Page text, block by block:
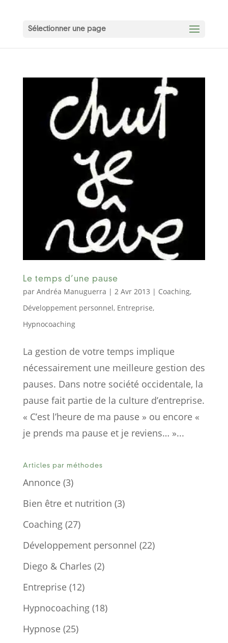
Sélectionner une page
Le temps d’une pause
par Andréa Manuguerra | 2 Avr 2013 | Coaching,
Développement personnel, Entreprise,
Hypnocoaching
La gestion de votre temps implique
nécessairement une meilleure gestion des
pauses. Dans notre société occidentale, la
pause fait partie de la culture d’entreprise.
« C’est l’heure de ma pause » ou encore «
je prends ma pause et je reviens… »...
Articles par méthodes
Annonce(3)
Bien être et nutrition (3)
Coaching(27)
Développement personnel (22)
Diego & Charles (2)
Entreprise(12)
Hypnocoaching(18)
Hypnose(25)